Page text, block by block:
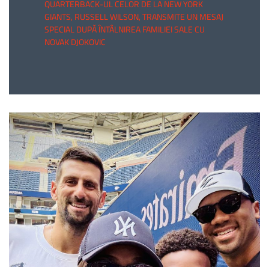
QUARTERBACK-UL CELOR DE LA NEW YORK
GIANTS, RUSSELL WILSON, TRANSMITE UN MESAJ
SPECIAL DUPĂ ÎNTÂLNIREA FAMILIEI SALE CU
NOVAK DJOKOVIC